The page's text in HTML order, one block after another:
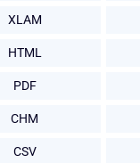
XLAM
HTML
PDF
CHM
CSV